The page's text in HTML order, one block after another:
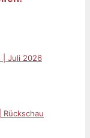
| Juli 2026
Rückschau